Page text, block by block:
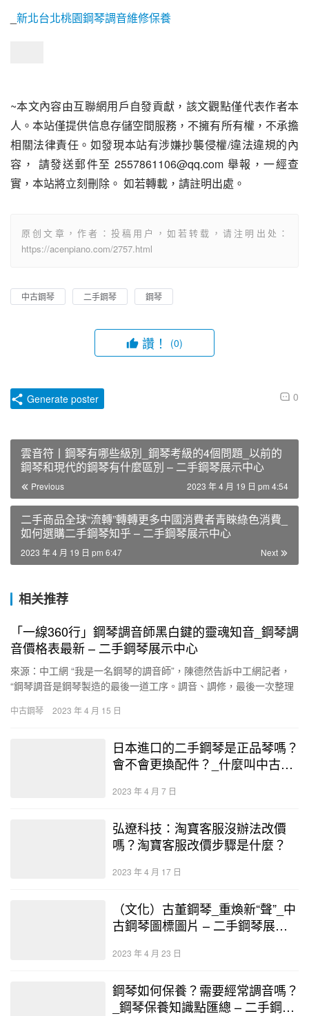
新北台北桃園鋼琴調音維修保養
~本文內容由互聯網用戶自發貢獻，該文觀點僅代表作者本
人。本站僅提供信息存儲空間服務，不擁有所有權，不承擔
相關法律責任。如發現本站有涉嫌抄襲侵權/違法違規的內
容， 請發送郵件至 2557861106@qq.com 舉報，一經查
實，本站將立刻刪除。 如若轉載，請註明出處。
原创文章，作者：投稿用户，如若转载，请注明出处：
https://acenpiano.com/2757.html
中古鋼琴 二手鋼琴 鋼琴
讚！ (0)
0
Generate poster
雲音符丨鋼琴有哪些級別_鋼琴考級的4個問題_以前的
鋼琴和現代的鋼琴有什麼區別 – 二手鋼琴展示中心
Previous 2023 年 4 月 19 日 pm 4:54
二手商品全球“流轉”轉轉更多中國消費者青睞綠色消費_
如何選購二手鋼琴知乎 – 二手鋼琴展示中心
Next
2023 年 4 月 19 日 pm 6:47
相关推荐
「一線360行」鋼琴調音師黑白鍵的靈魂知音_鋼琴調
音價格表最新 – 二手鋼琴展示中心
來源：中工網 “我是一名鋼琴的調音師”，陳德然告訴中工網記者，
“鋼琴調音是鋼琴製造的最後一道工序。調音、調修，最後一次整理
中古鋼琴 2023 年 4 月 15 日
日本進口的二手鋼琴是正品琴嗎？
會不會更換配件？_什麼叫中古鋼
2023 年 4 月 7 日
弘遼科技：淘寶客服沒辦法改價
嗎？淘寶客服改價步驟是什麼？
2023 年 4 月 17 日
（文化）古董鋼琴_重煥新“聲”_中
古鋼琴圖標圖片 – 二手鋼琴展示
2023 年 4 月 23 日
鋼琴如何保養？需要經常調音嗎？
_鋼琴保養知識點匯總 – 二手鋼琴